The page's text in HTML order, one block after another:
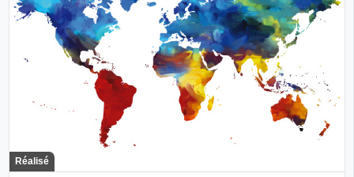
Réalisé